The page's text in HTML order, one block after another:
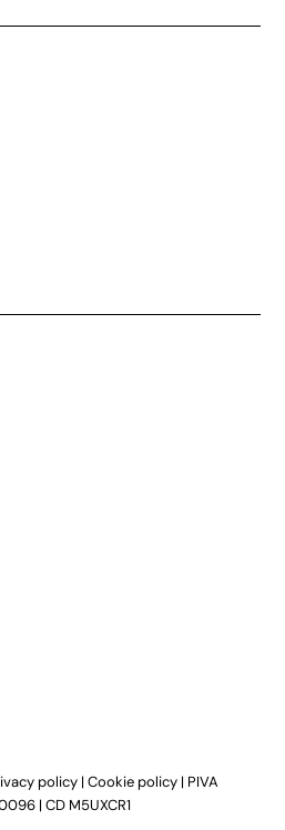
policy | Cookie policy | PIVA
| CD M5UXCR1